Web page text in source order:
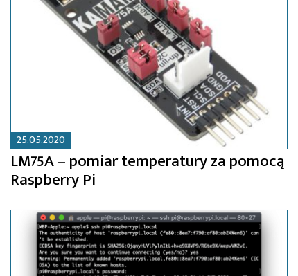
25.05.2020
LM75A – pomiar temperatury za pomocą
Raspberry Pi